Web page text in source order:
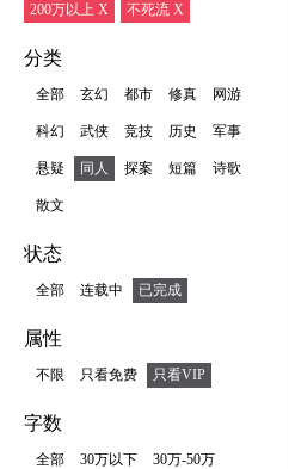
200万以上 X 不死流 X
分类
全部 玄幻 都市 修真 网游
科幻 武侠 竞技 历史 军事
悬疑 同人 探案 短篇 诗歌
散文
状态
全部 连载中 已完成
属性
不限 只看免费 只看VIP
字数
全部 30万以下 30万-50万